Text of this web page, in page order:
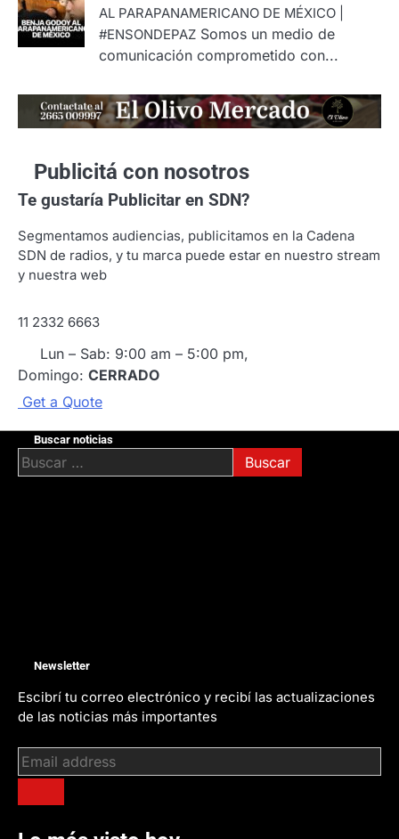
AL PARAPANAMERICANO DE MÉXICO |
#ENSONDEPAZ Somos un medio de
comunicación comprometido con...
Publicitá con nosotros
Te gustaría Publicitar en SDN?
Segmentamos audiencias, publicitamos en la Cadena
SDN de radios, y tu marca puede estar en nuestro stream
y nuestra web
11 2332 6663
Lun – Sab: 9:00 am – 5:00 pm,
Domingo: CERRADO
Get a Quote
Buscar noticias
Buscar:
Newsletter
Escibrí tu correo electrónico y recibí las actualizaciones
de las noticias más importantes